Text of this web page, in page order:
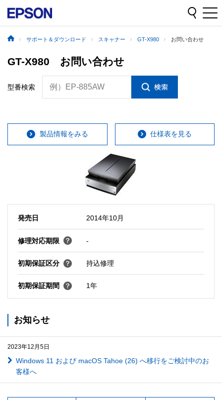
サポート＆ダウンロード スキャナー GT-X980 お問い合わせ
GT-X980 お問い合わせ
型番検索 例）EP-885AW
製品情報をみる 仕様表を見る
発売日 2014年10月
修理対応期限 -
初期保証区分 持込修理
初期保証期間 1年
お知らせ
2023年12月5日
Windows 11 および macOS Tahoe (26) へ移行をご検討中のお
客様へ